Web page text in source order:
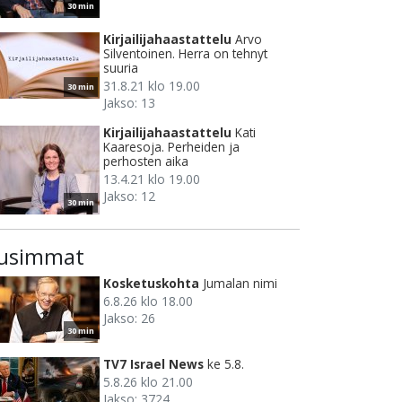
30 min
30 min
Kirjailijahaastattelu Arvo
Silventoinen. Herra on tehnyt
suuria
31.8.21 klo 19.00
Jakso: 13
30 min
Kirjailijahaastattelu Kati
Kaaresoja. Perheiden ja
perhosten aika
13.4.21 klo 19.00
Jakso: 12
30 min
Kosketuskohta Jumalan nimi
6.8.26 klo 18.00
Jakso: 26
TV7 Israel News ke 5.8.
5.8.26 klo 21.00